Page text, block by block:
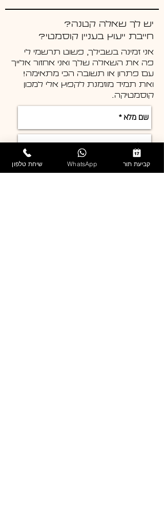
יש לך שאלה קטנה?
חייבת ייעוץ בעניין קוסמטי?
אני זמינה בשבילך, פשוט תרשמי לי
פה את השאלה שלך ואני אחזור אלייך
עם פתרון או תשובה הכי מתאימה!
ואת תמיד מוזמנת לקפוץ אלי למכון
קוסמטיקה.
שיחת טלפון WhatsApp קביעת תור